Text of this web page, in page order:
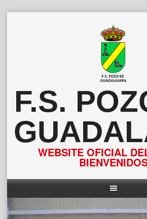
F.S.
WEBSITE OFICIAL